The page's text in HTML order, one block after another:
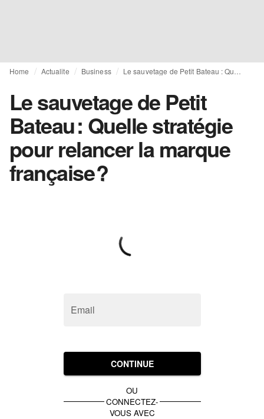
Home Actualite Business
Le sauvetage de Petit
Bateau : Quelle stratégie
pour relancer la marque
française ?
Email
CONTINUE
OU
CONNECTEZ-
VOUS AVEC